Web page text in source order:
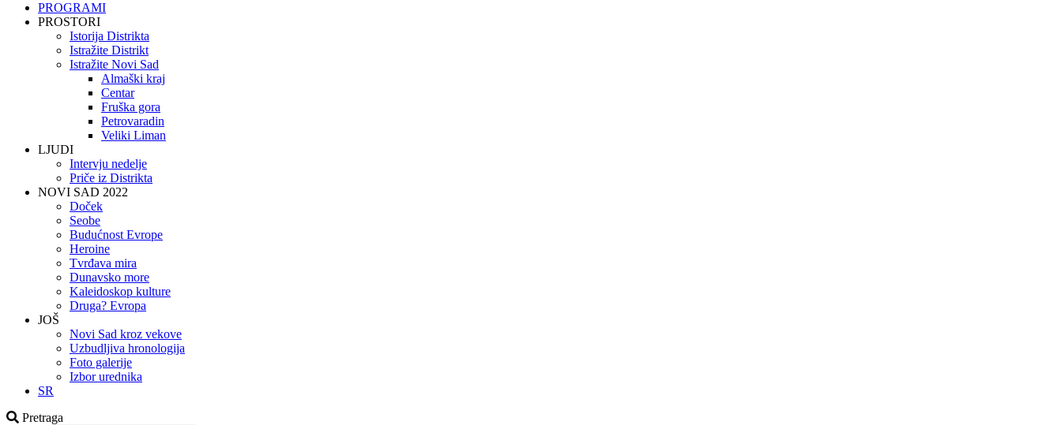
PROGRAMI
PROSTORI
Istorija Distrikta
Istražite Distrikt
Istražite Novi Sad
Almaški kraj
Centar
Fruška gora
Petrovaradin
Veliki Liman
LJUDI
Intervju nedelje
Priče iz Distrikta
NOVI SAD 2022
Doček
Seobe
Budućnost Evrope
Heroine
Tvrđava mira
Dunavsko more
Kaleidoskop kulture
Druga? Evropa
JOŠ
Novi Sad kroz vekove
Uzbudljiva hronologija
Foto galerije
Izbor urednika
SR
Pretraga